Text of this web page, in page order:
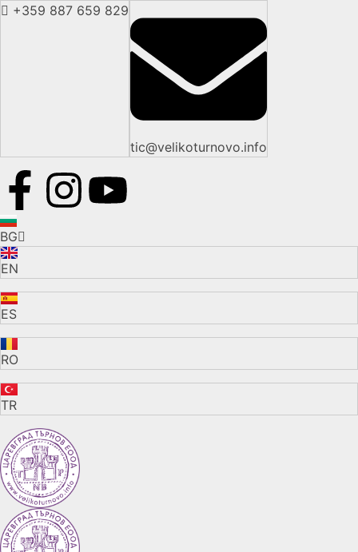
+359 887 659 829
tic@velikoturnovo.info
BG
EN
ES
RO
TR